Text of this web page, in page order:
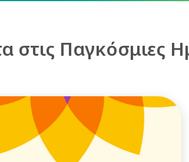
στις Παγκόσμιες